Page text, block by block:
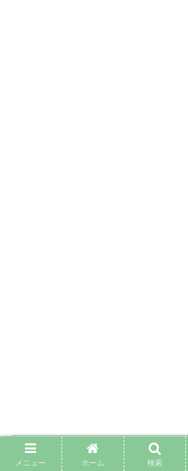
甘くない女たちのキャスト
メニュー ホーム 検索